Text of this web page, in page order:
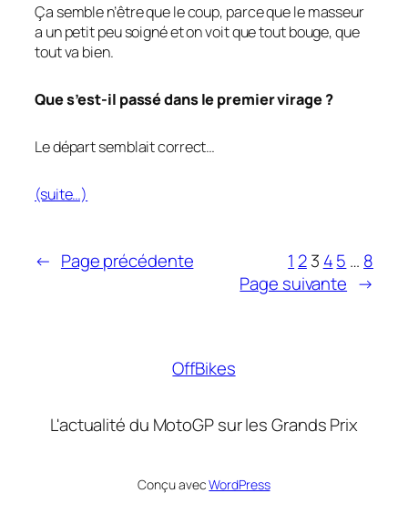
Ça semble n’être que le coup, parce que le masseur
a un petit peu soigné et on voit que tout bouge, que
tout va bien.
Que s’est-il passé dans le premier virage ?
Le départ semblait correct…
(suite…)
← Page précédente 1 23 45 … 8
Page suivante →
OffBikes
L'actualité du MotoGP sur les Grands Prix
Conçu avecWordPress